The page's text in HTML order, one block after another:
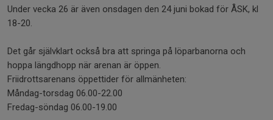
Under vecka 26 är även onsdagen den 24 juni bokad för ÅSK, kl
18-20.
Det går självklart också bra att springa på löparbanorna och
hoppa längdhopp när arenan är öppen.
Friidrottsarenans öppettider för allmänheten:
Måndag-torsdag 06.00-22.00
Fredag-söndag 06.00-19.00